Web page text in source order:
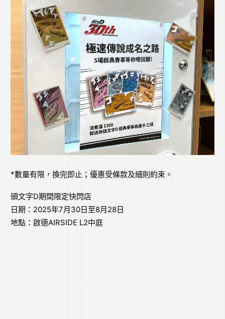
*數量有限，換完即止；優惠受條款及細則約束。
頭文字D期間限定快閃店
日期：2025年7月30日至8月28日
地點：啟德AIRSIDE L2中庭